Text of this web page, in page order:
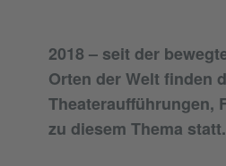
2018 – seit der
Orten der Welt finden
Theateraufführungen,
zu diesem Thema statt.